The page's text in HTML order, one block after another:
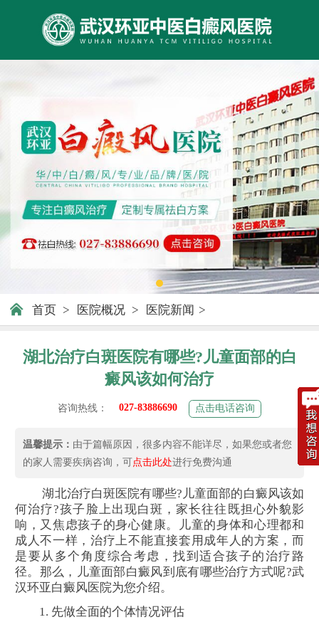
首页 > 医院概况 > 医院新闻 >
湖北治疗白斑医院有哪些?儿童面部的白
癜风该如何治疗
咨询热线： 027-83886690 点击电话咨询
温馨提示： 由于篇幅原因，很多内容不能详尽，如果您或者您
的家人需要疾病咨询，可点击此处进行免费沟通
湖北治疗白斑医院有哪些?儿童面部的白癜风该如
何治疗?孩子脸上出现白斑，家长往往既担心外貌影
响，又焦虑孩子的身心健康。儿童的身体和心理都和
成人不一样，治疗上不能直接套用成年人的方案，而
是要从多个角度综合考虑，找到适合孩子的治疗路
径。那么，儿童面部白癜风到底有哪些治疗方式呢?武
汉环亚白癜风医院为您介绍。
1. 先做全面的个体情况评估